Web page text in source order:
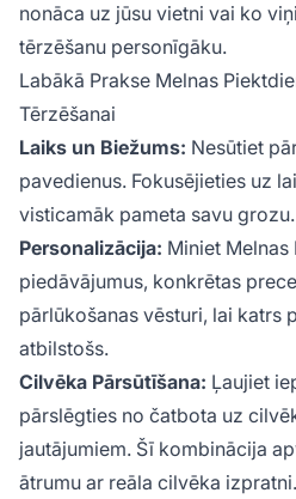
nonāca uz jūsu vietni vai ko
tērzēšanu personīgāku.
Labākā Prakse Melnas
Tērzēšanai
Laiks un Biežums: Nesūtiet
pavedienus. Fokusējieties uz
visticamāk pameta savu grozu.
Personalizācija: Miniet Melnas
piedāvājumus, konkrētas
pārlūkošanas vēsturi, lai katrs
atbilstošs.
Cilvēka Pārsūtīšana: Ļaujiet
pārslēgties no čatbota uz
jautājumiem. Šī kombinācija
ātrumu ar reāla cilvēka izpratni.